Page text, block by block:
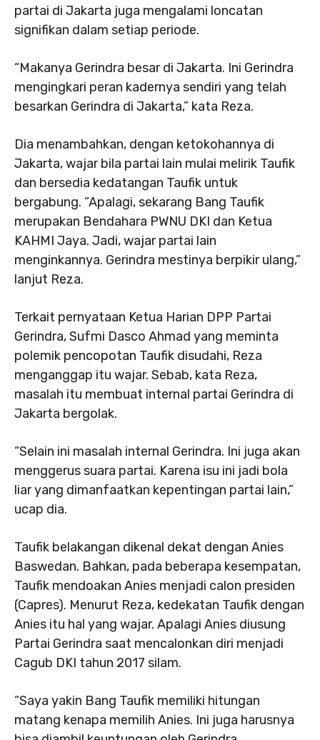
partai di Jakarta juga mengalami loncatan
signifikan dalam setiap periode.
“Makanya Gerindra besar di Jakarta. Ini Gerindra
mengingkari peran kadernya sendiri yang telah
besarkan Gerindra di Jakarta,” kata Reza.
Dia menambahkan, dengan ketokohannya di
Jakarta, wajar bila partai lain mulai melirik Taufik
dan bersedia kedatangan Taufik untuk
bergabung. “Apalagi, sekarang Bang Taufik
merupakan Bendahara PWNU DKI dan Ketua
KAHMI Jaya. Jadi, wajar partai lain
menginkannya. Gerindra mestinya berpikir ulang,”
lanjut Reza.
Terkait pernyataan Ketua Harian DPP Partai
Gerindra, Sufmi Dasco Ahmad yang meminta
polemik pencopotan Taufik disudahi, Reza
menganggap itu wajar. Sebab, kata Reza,
masalah itu membuat internal partai Gerindra di
Jakarta bergolak.
“Selain ini masalah internal Gerindra. Ini juga akan
menggerus suara partai. Karena isu ini jadi bola
liar yang dimanfaatkan kepentingan partai lain,”
ucap dia.
Taufik belakangan dikenal dekat dengan Anies
Baswedan. Bahkan, pada beberapa kesempatan,
Taufik mendoakan Anies menjadi calon presiden
(Capres). Menurut Reza, kedekatan Taufik dengan
Anies itu hal yang wajar. Apalagi Anies diusung
Partai Gerindra saat mencalonkan diri menjadi
Cagub DKI tahun 2017 silam.
“Saya yakin Bang Taufik memiliki hitungan
matang kenapa memilih Anies. Ini juga harusnya